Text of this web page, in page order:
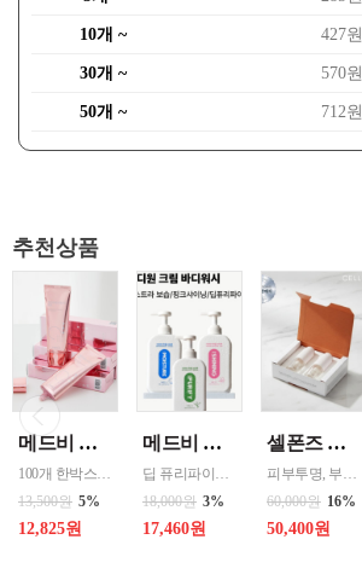
10개 ~ 427원
30개 ~ 570원
50개 ~ 712원
추천상품
메드비 원더핏 비비 13호 50ml
13,500원 5%
12,825원
메드비 엠디-원 바디워시 바디클렌져 500ml 3종 선택
18,000원 3%
17,460원
셀폰즈 바르는 녹는실 리프팅 앰플 2병 고래 펩타이드 FGF2 탄력 세럼 마스크 2주
60,000원 16%
50,400원